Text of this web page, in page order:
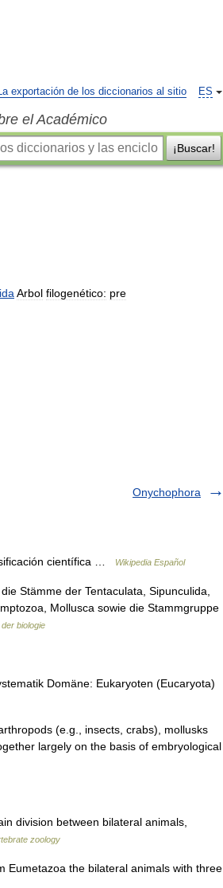
ES
exportación de los diccionarios al sitio
el Académico
¡Buscar!
Arbol filogenético: pre
Onychophora
científica … Wikipedia Español
Stämme der Tentaculata, Sipunculida,
Mollusca sowie die Stammgruppe
biologie
Domäne: Eukaryoten (Eucaryota)
(e.g., insects, crabs), mollusks
largely on the basis of embryological
division between bilateral animals,
zoology
the bilateral animals with three